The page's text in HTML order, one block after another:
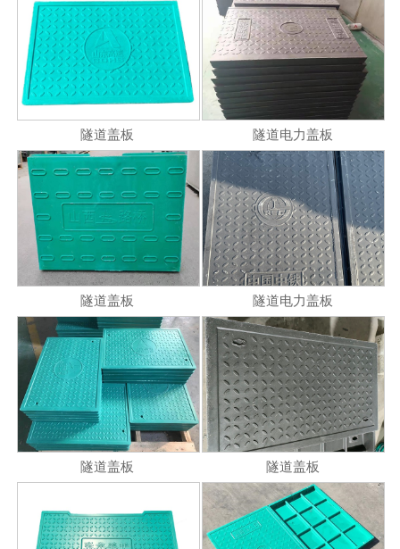
隧道盖板 隧道电力盖板
隧道盖板 隧道电力盖板
隧道盖板 隧道盖板